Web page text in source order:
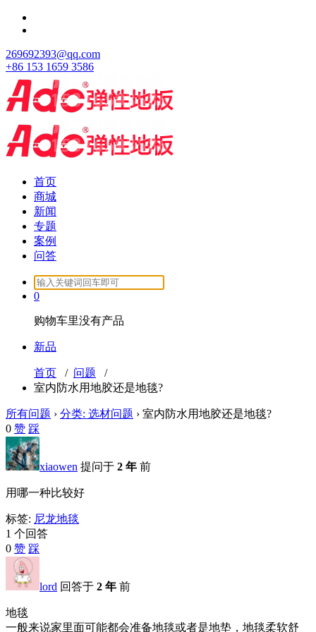
文
269692393@qq.com
+86 153 1659 3586
首页
商城
新闻
专题
案例
问答
Search
for:
0
购物车里没有产品
新品
首页 / 问题 /
室内防水用地胶还是地毯?
所有问题 › 分类: 选材问题 › 室内防水用地胶还是地毯?
0 赞 踩
xiaowen 提问于 2 年 前
用哪一种比较好
标签: 尼龙地毯
1 个回答
0 赞 踩
lord 回答于 2 年 前
地毯
一般来说家里面可能都会准备地毯或者是地垫，地毯柔软舒